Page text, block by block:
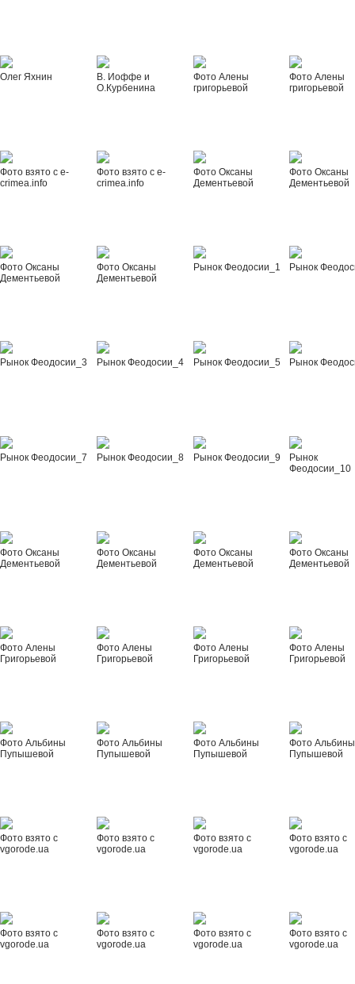
Олег Яхнин
В. Иоффе и
О.Курбенина
Фото Алены
григорьевой
Фото Алены
григорьевой
Фото взято с e-
crimea.info
Фото взято с e-
crimea.info
Фото Оксаны
Дементьевой
Фото Оксаны
Дементьевой
Фото Оксаны
Дементьевой
Фото Оксаны
Дементьевой
Рынок Феодосии_1 Рынок
Рынок Феодосии_3 Рынок Феодосии_4 Рынок Феодосии_5 Рынок
Рынок Феодосии_7 Рынок Феодосии_8 Рынок Феодосии_9
Рынок
Феодосии_10
Фото Оксаны
Дементьевой
Фото Оксаны
Дементьевой
Фото Оксаны
Дементьевой
Фото Оксаны
Дементьевой
Фото Алены
Григорьевой
Фото Алены
Григорьевой
Фото Алены
Григорьевой
Фото Алены
Григорьевой
Фото Альбины
Пупышевой
Фото Альбины
Пупышевой
Фото Альбины
Пупышевой
Фото Альбины
Пупышевой
Фото взято с
vgorode.ua
Фото взято с
vgorode.ua
Фото взято с
vgorode.ua
Фото взято с
vgorode.ua
Фото взято с
vgorode.ua
Фото взято с
vgorode.ua
Фото взято с
vgorode.ua
Фото взято с
vgorode.ua